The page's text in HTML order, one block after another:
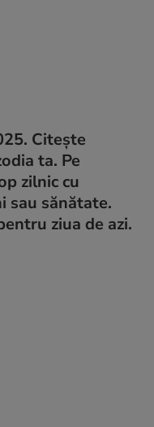
Citește
ta. Pe
zilnic cu
sau sănătate.
ziua de azi.